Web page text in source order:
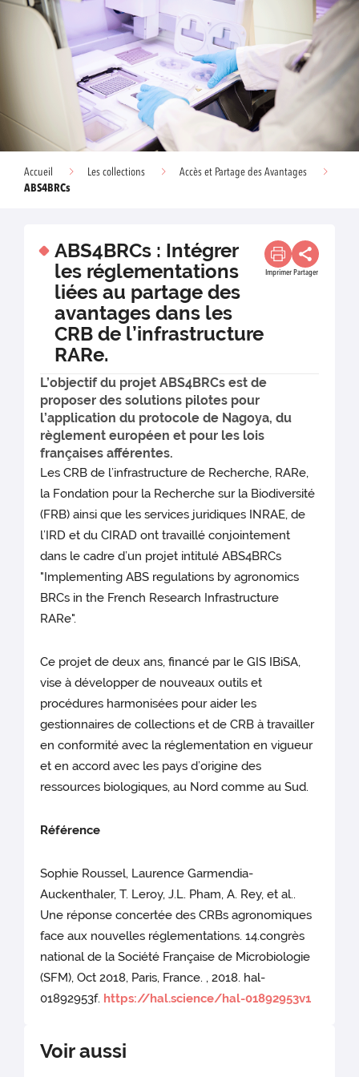
Accueil Les collections
Accès et Partage des Avantages
ABS4BRCs
ABS4BRCs : Intégrer
les réglementations
liées au partage des
avantages dans les
CRB de l’infrastructure
RARe.
Imprimer Partager
L’objectif du projet ABS4BRCs est de
proposer des solutions pilotes pour
l’application du protocole de Nagoya, du
règlement européen et pour les lois
françaises afférentes.
Les CRB de l’infrastructure de Recherche, RARe,
la Fondation pour la Recherche sur la Biodiversité
(FRB) ainsi que les services juridiques INRAE, de
l’IRD et du CIRAD ont travaillé conjointement
dans le cadre d’un projet intitulé ABS4BRCs
"Implementing ABS regulations by agronomics
BRCs in the French Research Infrastructure
RARe".
Ce projet de deux ans, financé par le GIS IBiSA,
vise à développer de nouveaux outils et
procédures harmonisées pour aider les
gestionnaires de collections et de CRB à travailler
en conformité avec la réglementation en vigueur
et en accord avec les pays d’origine des
ressources biologiques, au Nord comme au Sud.
Référence
Sophie Roussel, Laurence Garmendia-
Auckenthaler, T. Leroy, J.L. Pham, A. Rey, et al..
Une réponse concertée des CRBs agronomiques
face aux nouvelles réglementations. 14.congrès
national de la Société Française de Microbiologie
(SFM), Oct 2018, Paris, France. , 2018. hal-
01892953f. https://hal.science/hal-01892953v1
Voir aussi